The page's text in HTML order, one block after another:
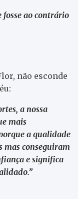
fosse ao contrário
não esconde
a nossa
mais
a qualidade
mas conseguiram
e significa